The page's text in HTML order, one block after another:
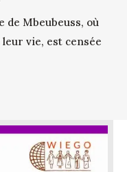
de Mbeubeuss, où
vie, est censée